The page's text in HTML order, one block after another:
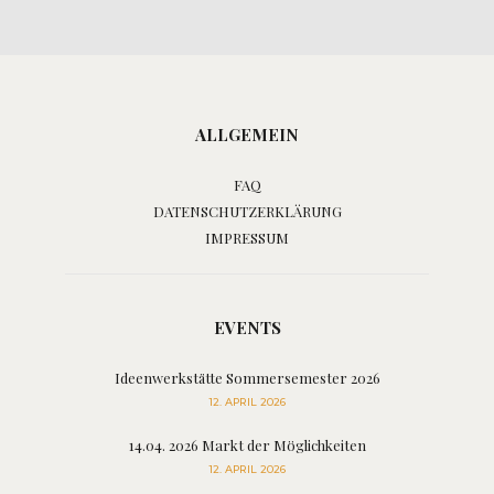
ALLGEMEIN
FAQ
DATENSCHUTZERKLÄRUNG
IMPRESSUM
EVENTS
Ideenwerkstätte Sommersemester 2026
12. APRIL 2026
14.04. 2026 Markt der Möglichkeiten
12. APRIL 2026